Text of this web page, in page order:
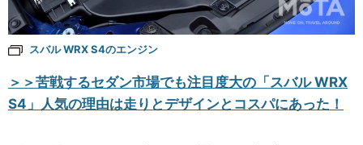
スバル WRX S4のエンジン
＞＞苦戦するセダン市場でも注目度大の「スバル WRX
S4」人気の理由は走りとデザインとコスパにあった！